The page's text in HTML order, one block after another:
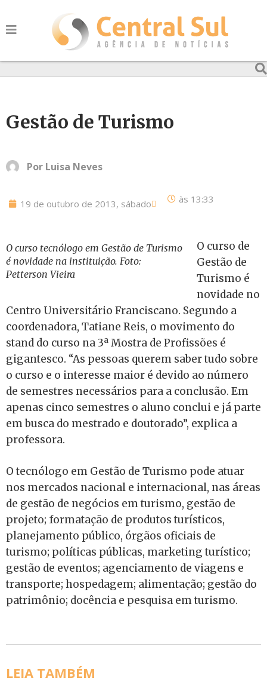
Gestão de Turismo
Por Luisa Neves
19 de outubro de 2013, sábado às 13:33
O curso tecnólogo em Gestão de Turismo
é novidade na instituição. Foto:
Petterson Vieira
O curso de
Gestão de
Turismo é
novidade no
Centro Universitário Franciscano. Segundo a
coordenadora, Tatiane Reis, o movimento do
stand do curso na 3ª Mostra de Profissões é
gigantesco. “As pessoas querem saber tudo sobre
o curso e o interesse maior é devido ao número
de semestres necessários para a conclusão. Em
apenas cinco semestres o aluno conclui e já parte
em busca do mestrado e doutorado”, explica a
professora.
O tecnólogo em Gestão de Turismo pode atuar
nos mercados nacional e internacional, nas áreas
de gestão de negócios em turismo, gestão de
projeto; formatação de produtos turísticos,
planejamento público, órgãos oficiais de
turismo; políticas públicas, marketing turístico;
gestão de eventos; agenciamento de viagens e
transporte; hospedagem; alimentação; gestão do
patrimônio; docência e pesquisa em turismo.
LEIA TAMBÉM